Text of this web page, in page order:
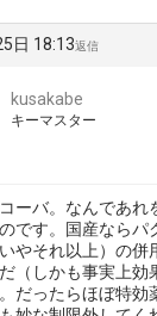
日 18:13返信
kusakabe
キーマスター
ーバ。なんであれ
です。国産ならパ
やそれ以上）の併
（しかも事実上効
だったらほぼ特効